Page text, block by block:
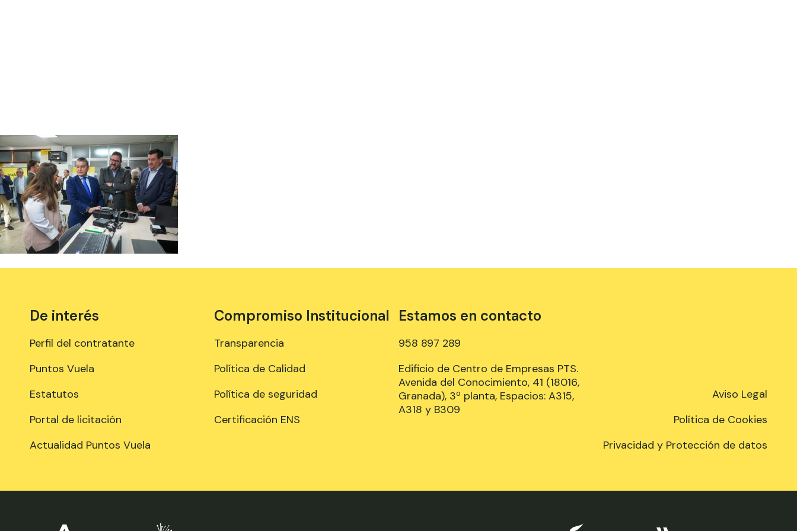
De interés
Perfil del contratante
Puntos Vuela
Estatutos
Portal de licitación
Actualidad Puntos Vuela
Compromiso Institucional
Transparencia
Política de Calidad
Política de seguridad
Certificación ENS
Estamos en contacto
958 897 289
Edificio de Centro de Empresas PTS.
Avenida del Conocimiento, 41 (18016,
Granada), 3º planta, Espacios: A315,
A318 y B309
Aviso Legal
Política de Cookies
Privacidad y Protección de datos